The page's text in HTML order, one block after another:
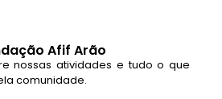
Afif Arão
nossas atividades e tudo o que
comunidade.